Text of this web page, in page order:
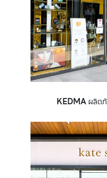
KEDMAผลิตภั